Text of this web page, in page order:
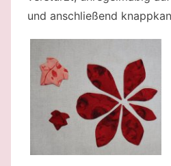
und anschließend